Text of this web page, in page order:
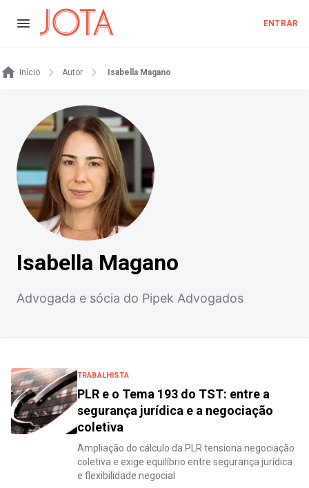
ENTRAR
Início Autor Isabella Magano
Isabella Magano
Advogada e sócia do Pipek Advogados
TRABALHISTA
PLR e o Tema 193 do TST: entre a
segurança jurídica e a negociação
coletiva
Ampliação do cálculo da PLR tensiona negociação
coletiva e exige equilíbrio entre segurança jurídica
e flexibilidade negocial